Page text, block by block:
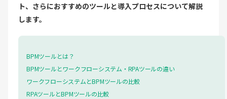
ト、さらにおすすめのツールと導入プロセスについて解説
します。
BPMツールとは？
BPMツールとワークフローシステム・RPAツールの違い
ワークフローシステムとBPMツールの比較
RPAツールとBPMツールの比較